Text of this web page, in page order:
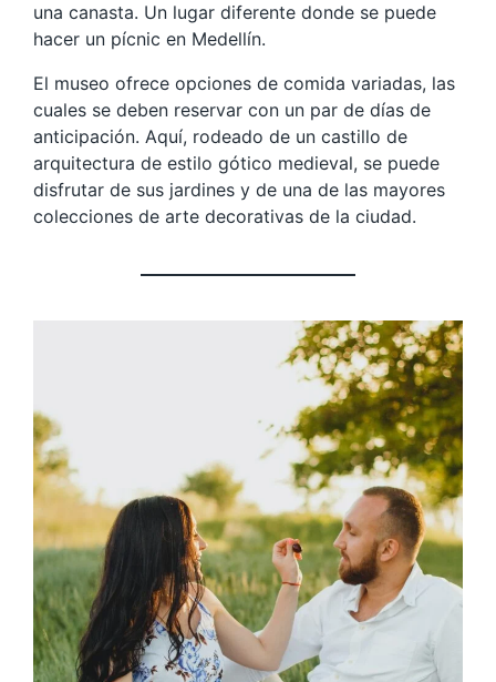
una canasta. Un lugar diferente donde se puede
hacer un pícnic en Medellín.
El museo ofrece opciones de comida variadas, las
cuales se deben reservar con un par de días de
anticipación. Aquí, rodeado de un castillo de
arquitectura de estilo gótico medieval, se puede
disfrutar de sus jardines y de una de las mayores
colecciones de arte decorativas de la ciudad.